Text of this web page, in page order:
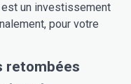
un investissement
pour votre
retombées